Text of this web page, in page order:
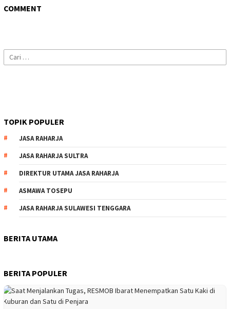
COMMENT
Cari
untuk:
TOPIK POPULER
JASA RAHARJA
JASA RAHARJA SULTRA
DIREKTUR UTAMA JASA RAHARJA
ASMAWA TOSEPU
JASA RAHARJA SULAWESI TENGGARA
BERITA UTAMA
BERITA POPULER